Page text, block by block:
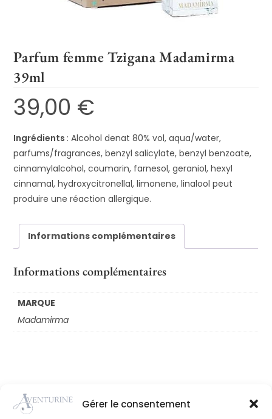
Gérer le consentement
Parfum femme Tzigana Madamirma
39ml
39,00 €
Ingrédients : Alcohol denat 80% vol, aqua/water,
parfums/fragrances, benzyl salicylate, benzyl benzoate,
cinnamylalcohol, coumarin, farnesol, geraniol, hexyl
cinnamal, hydroxycitronellal, limonene, linalool peut
produire une réaction allergique.
Informations complémentaires
Informations complémentaires
MARQUE
Madamirma
Achat en